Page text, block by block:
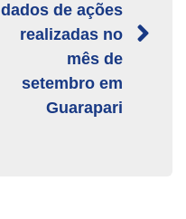
dados de ações
realizadas no
mês de
setembro em
Guarapari